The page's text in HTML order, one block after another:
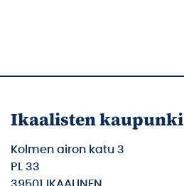
Ikaalisten kaupunki
Kolmen airon katu 3
PL 33